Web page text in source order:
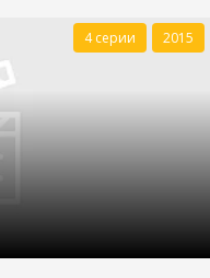
4 серии 2015